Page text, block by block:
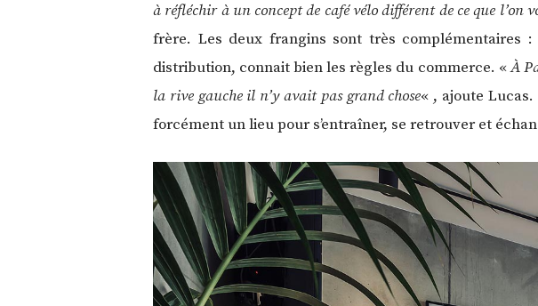
à réfléchir à un concept de café vélo différent de ce que l’on
frère. Les deux frangins sont très
distribution, connait bien les règles du commerce. «À
la rive gauche il n’y avait pas grand chose« , ajoute
forcément un lieu pour s’entraîner, se retrouver et